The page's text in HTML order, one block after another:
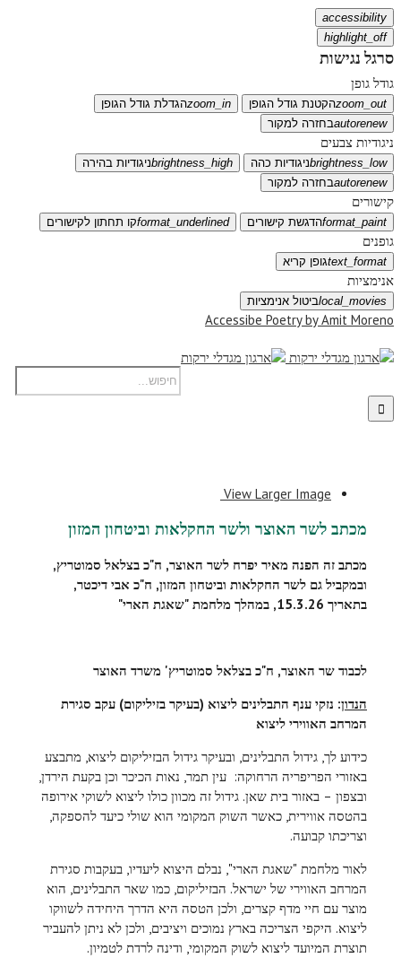
accessibility
highlight_off
סרגל נגישות
גודל גופן
zoom_outהקטנת גודל הגופן zoom_inהגדלת גודל הגופן
autorenewבחזרה למקור
ניגודיות צבעים
brightness_lowניגודיות כהה brightness_highניגודיות בהירה
autorenewבחזרה למקור
קישורים
format_paintהדגשת קישורים format_underlinedקו תחתון לקישורים
גופנים
text_formatגופן קריא
אנימציות
local_moviesביטול אנימציות
Accessibe Poetry by Amit Moreno
View Larger Image
מכתב לשר האוצר ולשר החקלאות וביטחון המזון
מכתב זה הפנה מאיר יפרח לשר האוצר, ח"כ בצלאל סמוטריץ,
ובמקביל גם לשר החקלאות וביטחון המזון, ח"כ אבי דיכטר,
בתאריך 15.3.26, במהלך מלחמת "שאגת הארי"
לכבוד שר האוצר, ח"כ בצלאל סמוטריץ' משרד האוצר
הנדון: נזקי ענף התבלינים ליצוא (בעיקר בזיליקום) עקב סגירת
המרחב האווירי ליצוא
כידוע לך, גידול התבלינים, ובעיקר גידול הבזיליקום ליצוא, מתבצע
באזורי הפריפריה הרחוקה: עין תמר, נאות הכיכר וכן בקעת הירדן,
ובצפון – באזור בית שאן. גידול זה מכוון כולו ליצוא לשוקי אירופה
בהטסה אווירית, כאשר השוק המקומי הוא שולי כיעד להספקה,
וצריכתו קבועה.
לאור מלחמת "שאגת הארי", נבלם היצוא ליעדיו, בעקבות סגירת
המרחב האווירי של ישראל. הבזיליקום, כמו שאר התבלינים, הוא
מוצר עם חיי מדף קצרים, ולכן הטסה היא הדרך היחידה לשווקו
ליצוא. היקפי הצריכה בארץ נמוכים ויציבים, ולכן לא ניתן להעביר
תוצרת המיועד ליצוא לשוק המקומי, ודינה לרדת לטמיון.